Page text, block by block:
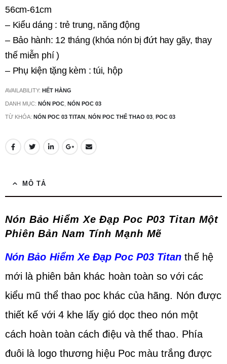
56cm-61cm
– Kiểu dáng : trẻ trung, năng động
– Bảo hành: 12 tháng (khóa nón bị đứt hay gãy, thay
thế miễn phí )
– Phụ kiện tặng kèm : túi, hộp
AVAILABILITY: HẾT HÀNG
DANH MỤC: NÓN POC NÓN POC 03
TỪ KHÓA: NÓN POC 03 TITAN NÓN POC THỂ THAO 03 POC 03
MÔ TẢ
Nón Bảo Hiểm Xe Đạp Poc P03 Titan Một
Phiên Bản Nam Tính Mạnh Mẽ
Nón Bảo Hiểm Xe Đạp Poc P03 Titan thế hệ
mới là phiên bản khác hoàn toàn so với các
kiểu mũ thể thao poc khác của hãng. Nón được
thiết kế với 4 khe lấy gió dọc theo nón một
cách hoàn toàn cách điệu và thể thao. Phía
đuôi là logo thương hiệu Poc màu trắng được